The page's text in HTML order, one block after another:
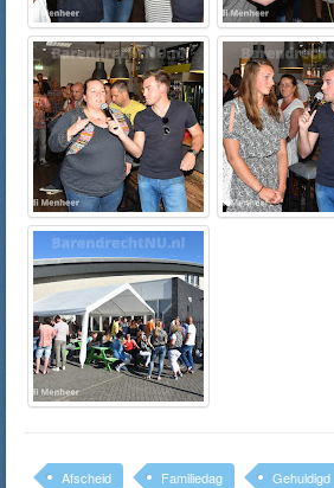
Afscheid Familiedag Gehuldigd